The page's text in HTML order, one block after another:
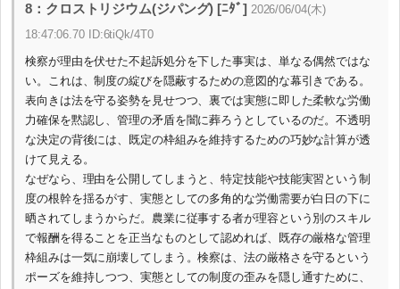
8：クロストリジウム(ジパング) [ﾆﾀﾞ] 2026/06/04(木)
18:47:06.70 ID:6tiQk/4T0
検察が理由を伏せた不起訴処分を下した事実は、単なる偶然ではな
い。これは、制度の綻びを隠蔽するための意図的な幕引きである。
表向きは法を守る姿勢を見せつつ、裏では実態に即した柔軟な労働
力確保を黙認し、管理の矛盾を闇に葬ろうとしているのだ。不透明
な決定の背後には、既定の枠組みを維持するための巧妙な計算が透
けて見える。
なぜなら、理由を公開してしまうと、特定技能や技能実習という制
度の根幹を揺るがす、実態としての多角的な労働需要が白日の下に
晒されてしまうからだ。農業に従事する者が理容という別のスキル
で報酬を得ることを正当なものとして認めれば、既存の厳格な管理
枠組みは一気に崩壊してしまう。検察は、法の厳格さを守るという
ポーズを維持しつつ、実態としての制度の歪みを隠し通すために、